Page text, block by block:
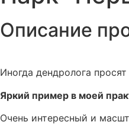
Описание
Иногда дендролога
Яркий пример в моей
Очень интересный и